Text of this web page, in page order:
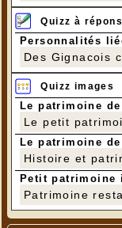
Quizz à
Personnalités
Des Gignacois
Quizz images
Le patrimoine
Le petit
Le patrimoine
Histoire et
Petit patrimoine
Patrimoine